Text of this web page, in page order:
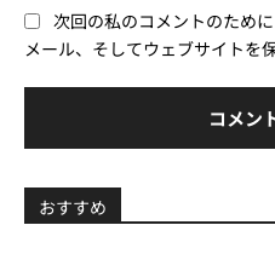
次回の私のコメントのため
メール、そしてウェブサイトを
おすすめ